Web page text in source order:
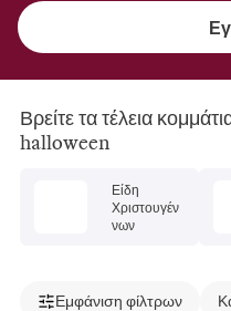
Βρείτε τα τέλεια
halloween
Είδη
Χριστουγέν
νων
Εμφάνιση φίλτρων